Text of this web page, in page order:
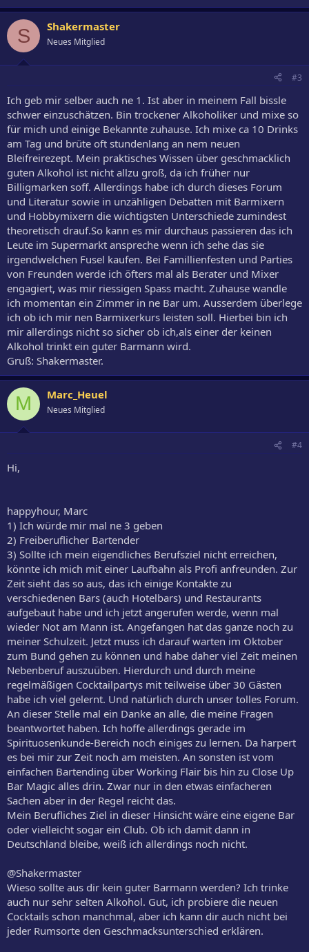
S Shakermaster
Neues Mitglied
#3
Ich geb mir selber auch ne 1. Ist aber in meinem Fall bissle
schwer einzuschätzen. Bin trockener Alkoholiker und mixe so
für mich und einige Bekannte zuhause. Ich mixe ca 10 Drinks
am Tag und brüte oft stundenlang an nem neuen
Bleifreirezept. Mein praktisches Wissen über geschmacklich
guten Alkohol ist nicht allzu groß, da ich früher nur
Billigmarken soff. Allerdings habe ich durch dieses Forum
und Literatur sowie in unzähligen Debatten mit Barmixern
und Hobbymixern die wichtigsten Unterschiede zumindest
theoretisch drauf.So kann es mir durchaus passieren das ich
Leute im Supermarkt anspreche wenn ich sehe das sie
irgendwelchen Fusel kaufen. Bei Famillienfesten und Parties
von Freunden werde ich öfters mal als Berater und Mixer
engagiert, was mir riessigen Spass macht. Zuhause wandle
ich momentan ein Zimmer in ne Bar um. Ausserdem überlege
ich ob ich mir nen Barmixerkurs leisten soll. Hierbei bin ich
mir allerdings nicht so sicher ob ich,als einer der keinen
Alkohol trinkt ein guter Barmann wird.
Gruß: Shakermaster.
M Marc_Heuel
Neues Mitglied
#4
Hi,
happyhour, Marc
1) Ich würde mir mal ne 3 geben
2) Freiberuflicher Bartender
3) Sollte ich mein eigendliches Berufsziel nicht erreichen,
könnte ich mich mit einer Laufbahn als Profi anfreunden. Zur
Zeit sieht das so aus, das ich einige Kontakte zu
verschiedenen Bars (auch Hotelbars) und Restaurants
aufgebaut habe und ich jetzt angerufen werde, wenn mal
wieder Not am Mann ist. Angefangen hat das ganze noch zu
meiner Schulzeit. Jetzt muss ich darauf warten im Oktober
zum Bund gehen zu können und habe daher viel Zeit meinen
Nebenberuf auszuüben. Hierdurch und durch meine
regelmäßigen Cocktailpartys mit teilweise über 30 Gästen
habe ich viel gelernt. Und natürlich durch unser tolles Forum.
An dieser Stelle mal ein Danke an alle, die meine Fragen
beantwortet haben. Ich hoffe allerdings gerade im
Spirituosenkunde-Bereich noch einiges zu lernen. Da harpert
es bei mir zur Zeit noch am meisten. An sonsten ist vom
einfachen Bartending über Working Flair bis hin zu Close Up
Bar Magic alles drin. Zwar nur in den etwas einfacheren
Sachen aber in der Regel reicht das.
Mein Berufliches Ziel in dieser Hinsicht wäre eine eigene Bar
oder vielleicht sogar ein Club. Ob ich damit dann in
Deutschland bleibe, weiß ich allerdings noch nicht.
@Shakermaster
Wieso sollte aus dir kein guter Barmann werden? Ich trinke
auch nur sehr selten Alkohol. Gut, ich probiere die neuen
Cocktails schon manchmal, aber ich kann dir auch nicht bei
jeder Rumsorte den Geschmacksunterschied erklären.